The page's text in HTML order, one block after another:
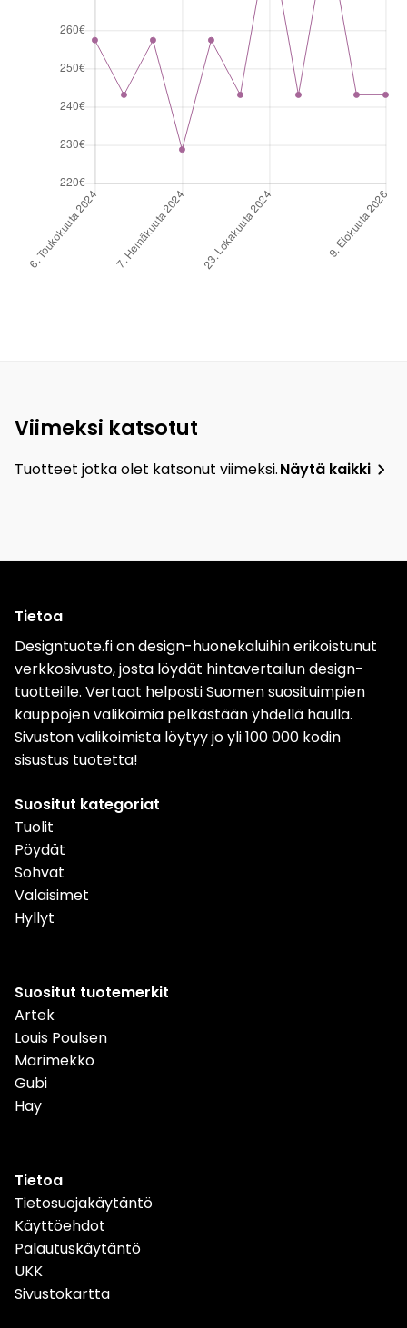
Viimeksi katsotut
Tuotteet jotka olet katsonut viimeksi.Näytä kaikki
Tietoa
Designtuote.fi on design-huonekaluihin erikoistunut
verkkosivusto, josta löydät hintavertailun design-
tuotteille. Vertaat helposti Suomen suosituimpien
kauppojen valikoimia pelkästään yhdellä haulla.
Sivuston valikoimista löytyy jo yli 100 000 kodin
sisustus tuotetta!
Suositut kategoriat
Tuolit
Pöydät
Sohvat
Valaisimet
Hyllyt
Suositut tuotemerkit
Artek
Louis Poulsen
Marimekko
Gubi
Hay
Tietoa
Tietosuojakäytäntö
Käyttöehdot
Palautuskäytäntö
UKK
Sivustokartta